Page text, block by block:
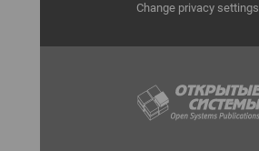
Change privacy settings